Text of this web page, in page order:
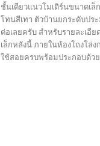
ชั้นเดียวแนวโมเดิร์นขนาดเ
โทนสีเทา ตัวบ้านยกระดับปร
ต่อเลยครับ สำหรับรายละเอี
เล็กหลังนี้ ภายในห้องโถงโล่
ใช้สอยครบพร้อมประกอบด้ว